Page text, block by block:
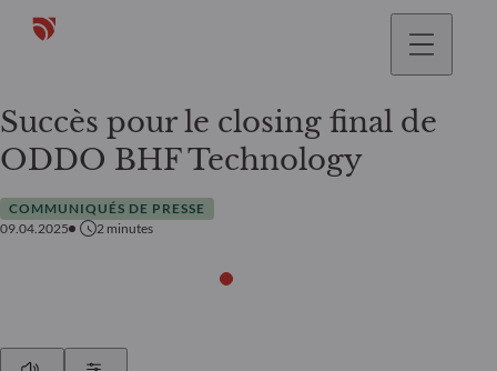
Succès pour le closing final de
ODDO BHF Technology
COMMUNIQUÉS DE PRESSE
09.04.2025
2 minutes